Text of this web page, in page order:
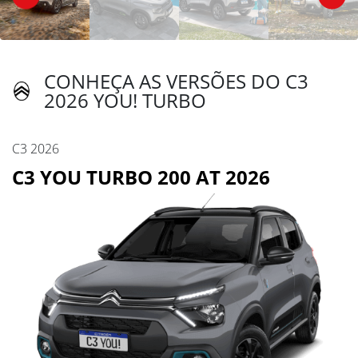
CONHEÇA AS VERSÕES DO C3
2026 YOU! TURBO
C3 2026
C3 YOU TURBO 200 AT 2026